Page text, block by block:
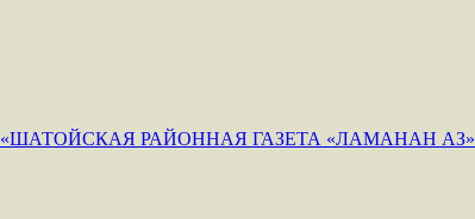
РАЙОННАЯ ГАЗЕТА «ЛАМАНАН АЗ»